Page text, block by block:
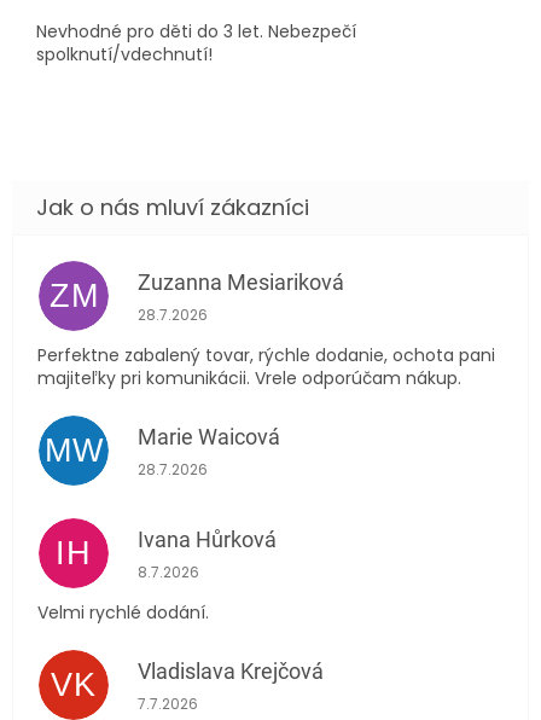
Nevhodné pro děti do 3 let. Nebezpečí
spolknutí/vdechnutí!
ZM Zuzanna Mesiariková
Hodnocení obchodu je 5 z 5 hvězdiček.
28.7.2026
Perfektne zabalený tovar, rýchle dodanie, ochota pani
majiteľky pri komunikácii. Vrele odporúčam nákup.
MW Marie Waicová
Hodnocení obchodu je 5 z 5 hvězdiček.
28.7.2026
IH Ivana Hůrková
Hodnocení obchodu je 5 z 5 hvězdiček.
8.7.2026
Velmi rychlé dodání.
VK Vladislava Krejčová
Hodnocení obchodu je 5 z 5 hvězdiček.
7.7.2026